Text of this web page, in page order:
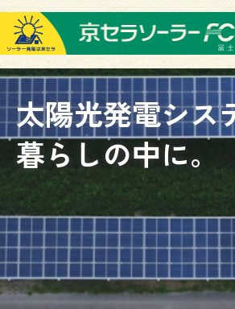
太陽光発電シス
暮らしの中に。